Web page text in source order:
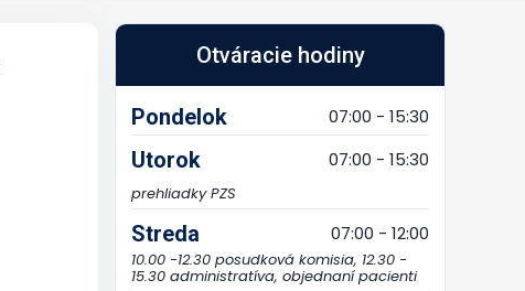
Otváracie hodiny
Pondelok 07:00 - 15:30
Utorok 07:00 - 15:30
prehliadky PZS
Streda 07:00 - 12:00
10.00 -12.30 posudková komisia, 12.30 -
15.30 administratíva, objednaní pacienti